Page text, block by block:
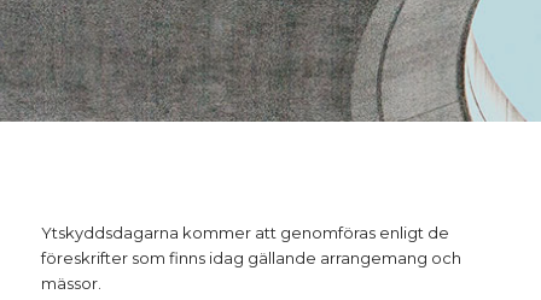
Ytskyddsdagarna kommer att genomföras enligt de
föreskrifter som finns idag gällande arrangemang och
mässor.